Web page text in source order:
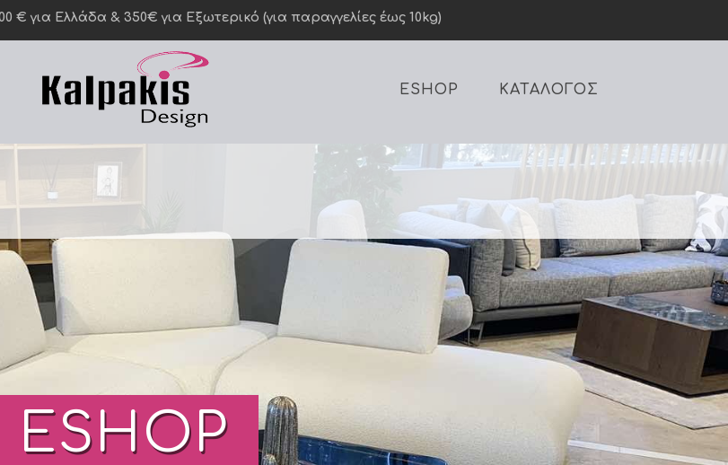
για Ελλάδα & 350€ για Eξωτερικό (για παραγγελίες έως 10kg)
ESHOP ΚΑΤΑΛΟΓΟΣ
στιβαρότητα